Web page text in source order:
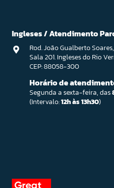
Ingleses / Atendimento
Rod. João Gualberto
Sala 201. Ingleses do Rio
CEP: 88058-300
Horário de
Segunda a sexta-feira, das
(Intervalo:12h às 13h30)